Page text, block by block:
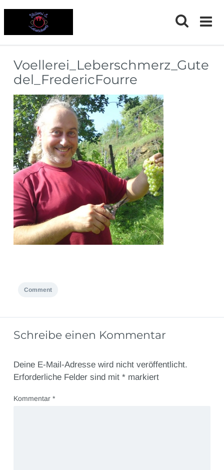
Voellerei_Leberschmerz_Gute
del_FredericFourre
Comment
Schreibe einen Kommentar
Deine E-Mail-Adresse wird nicht veröffentlicht.
Erforderliche Felder sind mit *markiert
Kommentar *